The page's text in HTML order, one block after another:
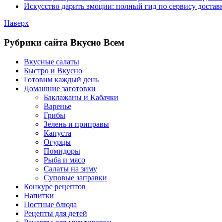
Искусство дарить эмоции: полный гид по сервису
Наверх
Рубрики сайта Вкусно Всем
Вкусные салаты
Быстро и Вкусно
Готовим каждый день
Домашние заготовки
Баклажаны и Кабачки
Варенье
Грибы
Зелень и приправы
Капуста
Огурцы
Помидоры
Рыба и мясо
Салаты на зиму
Суповые заправки
Конкурс рецептов
Напитки
Постные блюда
Рецепты для детей